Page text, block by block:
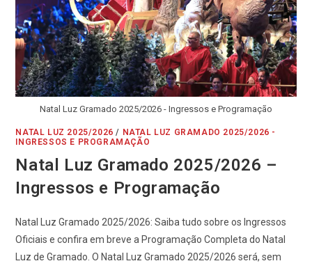
Natal Luz Gramado 2025/2026 - Ingressos e Programação
NATAL LUZ 2025/2026 / NATAL LUZ GRAMADO 2025/2026 -
INGRESSOS E PROGRAMAÇÃO
Natal Luz Gramado 2025/2026 –
Ingressos e Programação
Natal Luz Gramado 2025/2026: Saiba tudo sobre os Ingressos
Oficiais e confira em breve a Programação Completa do Natal
Luz de Gramado. O Natal Luz Gramado 2025/2026 será, sem